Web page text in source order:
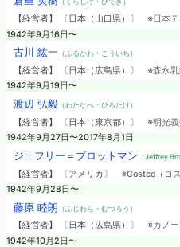
【経営者】 〔日本（山口県）〕 ※日本
1942年9月16日〜
古川 紘一（ふるかわ・こういち）
【経営者】 〔日本（広島県）〕 ※森永
1942年9月19日〜
渡辺 弘毅（わたなべ・ひろたけ）
【経営者】 〔日本（東京都）〕 ※明光
1942年9月27日〜2017年8月1日
ジェフリー＝ブロットマン （Jeffrey
【経営者】 〔アメリカ〕 ※Costco（コ
1942年9月28日〜
藤原 睦朗 （ふじわら・むつろう）
【経営者】 〔日本（広島県）〕 ※カノ
1942年10月2日〜